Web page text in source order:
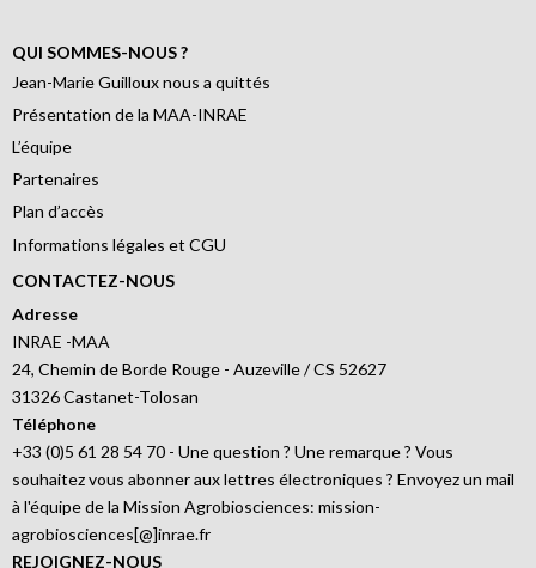
QUI SOMMES-NOUS ?
Jean-Marie Guilloux nous a quittés
Présentation de la MAA-INRAE
L’équipe
Partenaires
Plan d’accès
Informations légales et CGU
CONTACTEZ-NOUS
Adresse
INRAE -MAA
24, Chemin de Borde Rouge - Auzeville / CS 52627
31326 Castanet-Tolosan
Téléphone
+33 (0)5 61 28 54 70 - Une question ? Une remarque ? Vous
souhaitez vous abonner aux lettres électroniques ? Envoyez un mail
à l'équipe de la Mission Agrobiosciences: mission-
agrobiosciences[@]inrae.fr
REJOIGNEZ-NOUS